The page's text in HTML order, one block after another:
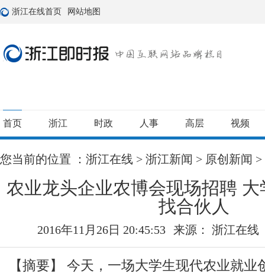
浙江在线首页 网站地图
首页 浙江 时政 人事 高层 视频
您当前的位置 ： 浙江在线 > 浙江新闻 > 原创新闻 >
农业龙头企业农博会现场招聘 大
找合伙人
2016年11月26日 20:45:53 来源： 浙江在线
【摘要】 今天，一场大学生现代农业就业